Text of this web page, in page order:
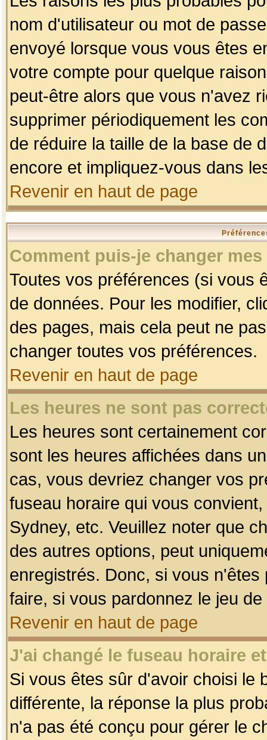
nom d'utilisateur ou mot de
envoyé lorsque vous vous êtes
votre compte pour quelque
peut-être alors que vous n'avez
supprimer périodiquement les
de réduire la taille de la base de
encore et impliquez-vous dans
Revenir en haut de page
Comment puis-je changer
Toutes vos préférences (si vous
de données. Pour les modifier,
des pages, mais cela peut ne
changer toutes vos préférences.
Revenir en haut de page
Les heures ne sont pas
Les heures sont certainement
sont les heures affichées dans
cas, vous devriez changer vos
fuseau horaire qui vous
Sydney, etc. Veuillez noter que
des autres options, peut
enregistrés. Donc, si vous
faire, si vous pardonnez le jeu
Revenir en haut de page
J'ai changé le fuseau horaire
Si vous êtes sûr d'avoir choisi le
différente, la réponse la plus
n'a pas été conçu pour gérer le